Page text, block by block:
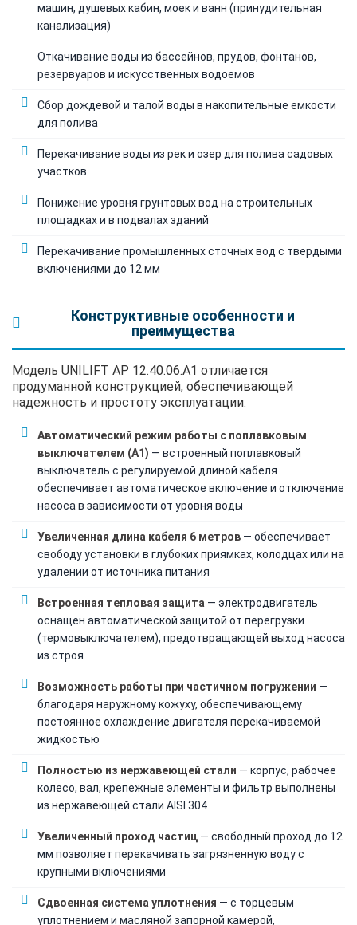
машин, душевых кабин, моек и ванн (принудительная
канализация)
Откачивание воды из бассейнов, прудов, фонтанов,
резервуаров и искусственных водоемов
Сбор дождевой и талой воды в накопительные емкости
для полива
Перекачивание воды из рек и озер для полива садовых
участков
Понижение уровня грунтовых вод на строительных
площадках и в подвалах зданий
Перекачивание промышленных сточных вод с твердыми
включениями до 12 мм
Конструктивные особенности и
преимущества
Модель UNILIFT AP 12.40.06.A1 отличается
продуманной конструкцией, обеспечивающей
надежность и простоту эксплуатации:
Автоматический режим работы с поплавковым
выключателем (A1) — встроенный поплавковый
выключатель с регулируемой длиной кабеля
обеспечивает автоматическое включение и отключение
насоса в зависимости от уровня воды
Увеличенная длина кабеля 6 метров — обеспечивает
свободу установки в глубоких приямках, колодцах или на
удалении от источника питания
Встроенная тепловая защита — электродвигатель
оснащен автоматической защитой от перегрузки
(термовыключателем), предотвращающей выход насоса
из строя
Возможность работы при частичном погружении —
благодаря наружному кожуху, обеспечивающему
постоянное охлаждение двигателя перекачиваемой
жидкостью
Полностью из нержавеющей стали — корпус, рабочее
колесо, вал, крепежные элементы и фильтр выполнены
из нержавеющей стали AISI 304
Увеличенный проход частиц — свободный проход до 12
мм позволяет перекачивать загрязненную воду с
крупными включениями
Сдвоенная система уплотнения — с торцевым
уплотнением и масляной запорной камерой,